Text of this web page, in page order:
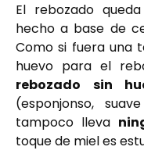
El rebozado
hecho a base de
Como si fuera una
huevo para el
rebozado sin
(esponjonso,
tampoco lleva
toque de miel es